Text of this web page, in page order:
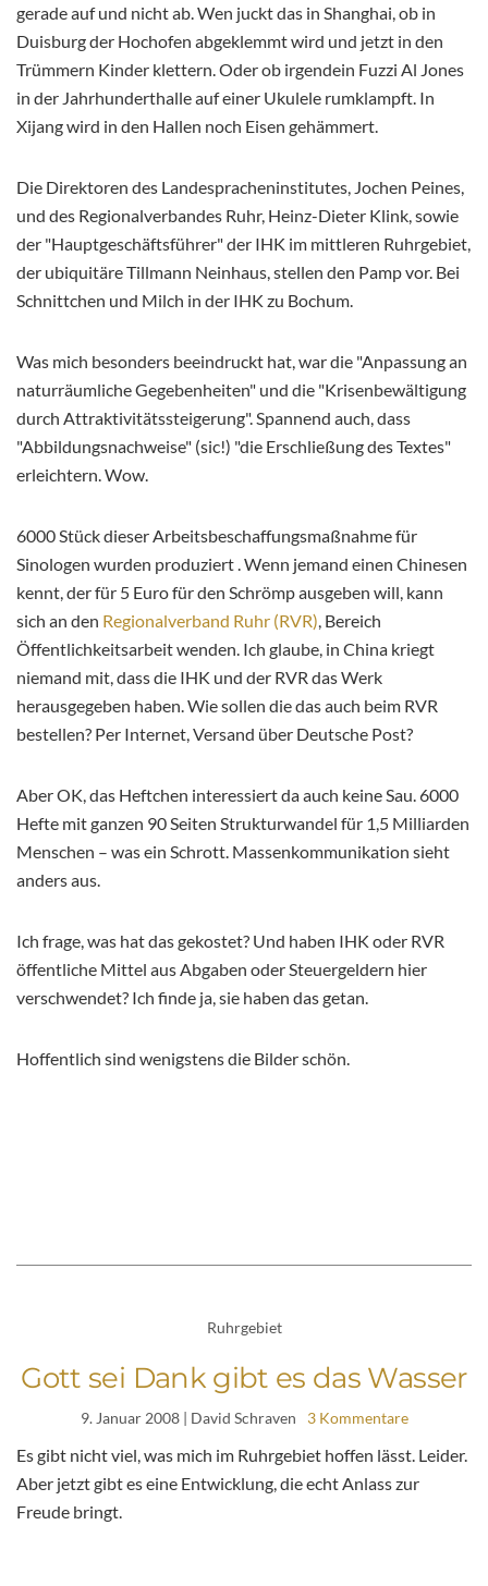
gerade auf und nicht ab. Wen juckt das in Shanghai, ob in
Duisburg der Hochofen abgeklemmt wird und jetzt in den
Trümmern Kinder klettern. Oder ob irgendein Fuzzi Al Jones
in der Jahrhunderthalle auf einer Ukulele rumklampft. In
Xijang wird in den Hallen noch Eisen gehämmert.
Die Direktoren des Landespracheninstitutes, Jochen Peines,
und des Regionalverbandes Ruhr, Heinz-Dieter Klink, sowie
der "Hauptgeschäftsführer" der IHK im mittleren Ruhrgebiet,
der ubiquitäre Tillmann Neinhaus, stellen den Pamp vor. Bei
Schnittchen und Milch in der IHK zu Bochum.
Was mich besonders beeindruckt hat, war die "Anpassung an
naturräumliche Gegebenheiten" und die "Krisenbewältigung
durch Attraktivitätssteigerung". Spannend auch, dass
"Abbildungsnachweise" (sic!) "die Erschließung des Textes"
erleichtern. Wow.
6000 Stück dieser Arbeitsbeschaffungsmaßnahme für
Sinologen wurden produziert . Wenn jemand einen Chinesen
kennt, der für 5 Euro für den Schrömp ausgeben will, kann
sich an den Regionalverband Ruhr (RVR) , Bereich
Öffentlichkeitsarbeit wenden. Ich glaube, in China kriegt
niemand mit, dass die IHK und der RVR das Werk
herausgegeben haben. Wie sollen die das auch beim RVR
bestellen? Per Internet, Versand über Deutsche Post?
Aber OK, das Heftchen interessiert da auch keine Sau. 6000
Hefte mit ganzen 90 Seiten Strukturwandel für 1,5 Milliarden
Menschen – was ein Schrott. Massenkommunikation sieht
anders aus.
Ich frage, was hat das gekostet? Und haben IHK oder RVR
öffentliche Mittel aus Abgaben oder Steuergeldern hier
verschwendet? Ich finde ja, sie haben das getan.
Hoffentlich sind wenigstens die Bilder schön.
Ruhrgebiet
Gott sei Dank gibt es das Wasser
9. Januar 2008| David Schraven 3 Kommentare
Es gibt nicht viel, was mich im Ruhrgebiet hoffen lässt. Leider.
Aber jetzt gibt es eine Entwicklung, die echt Anlass zur
Freude bringt.